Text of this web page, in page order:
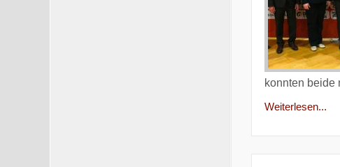
konnten beide
Weiterlesen...